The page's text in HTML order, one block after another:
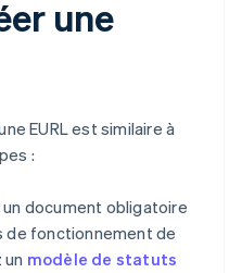
une
EURL est similaire à
:
document obligatoire
de fonctionnement de
modèle de statuts